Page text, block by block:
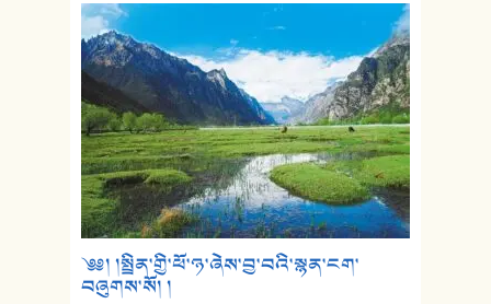
༄༅། །སྤྲིན་གྱི་ཕོ་ཉ་ཞེས་བྱ་བའི་སྙན་ངག་
བཞུགས་སོ། །